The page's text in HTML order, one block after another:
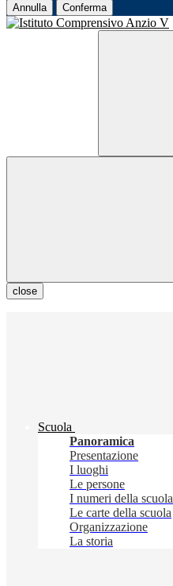
Annulla Conferma
close
Scuola
Panoramica
Presentazione
I luoghi
Le persone
I numeri della scuola
Le carte della scuola
Organizzazione
La storia